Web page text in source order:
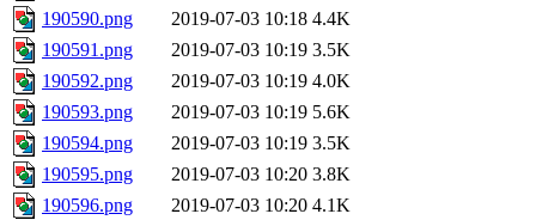
190590.png
2019-07-03 10:18 4.4K
190591.png
2019-07-03 10:19 3.5K
190592.png
2019-07-03 10:19 4.0K
190593.png
2019-07-03 10:19 5.6K
190594.png
2019-07-03 10:19 3.5K
190595.png
2019-07-03 10:20 3.8K
190596.png
2019-07-03 10:20 4.1K